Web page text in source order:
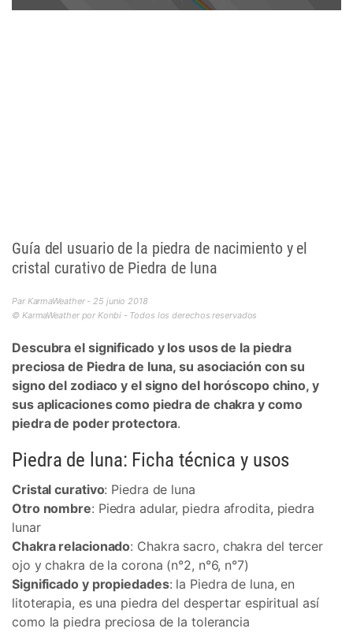
Guía del usuario de la piedra de nacimiento y el
cristal curativo de Piedra de luna
Par KarmaWeather - 25 junio 2018
© KarmaWeather por Konbi - Todos los derechos reservados
Descubra el significado y los usos de la piedra
preciosa de Piedra de luna, su asociación con su
signo del zodiaco y el signo del horóscopo chino, y
sus aplicaciones como piedra de chakra y como
piedra de poder protectora.
Piedra de luna: Ficha técnica y usos
Cristal curativo: Piedra de luna
Otro nombre: Piedra adular, piedra afrodita, piedra
lunar
Chakra relacionado: Chakra sacro, chakra del tercer
ojo y chakra de la corona (n°2, n°6, n°7)
Significado y propiedades: la Piedra de luna, en
litoterapia, es una piedra del despertar espiritual así
como la piedra preciosa de la tolerancia